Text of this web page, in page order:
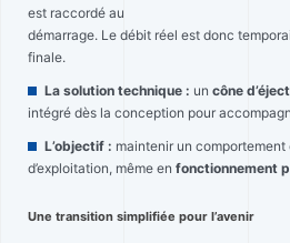
est raccordé au
démarrage. Le débit réel est donc
finale.
La solution technique : un cône
intégré dès la conception pour
L’objectif : maintenir un
d’exploitation, même en fonctionnement
Une transition simplifiée pour l’avenir